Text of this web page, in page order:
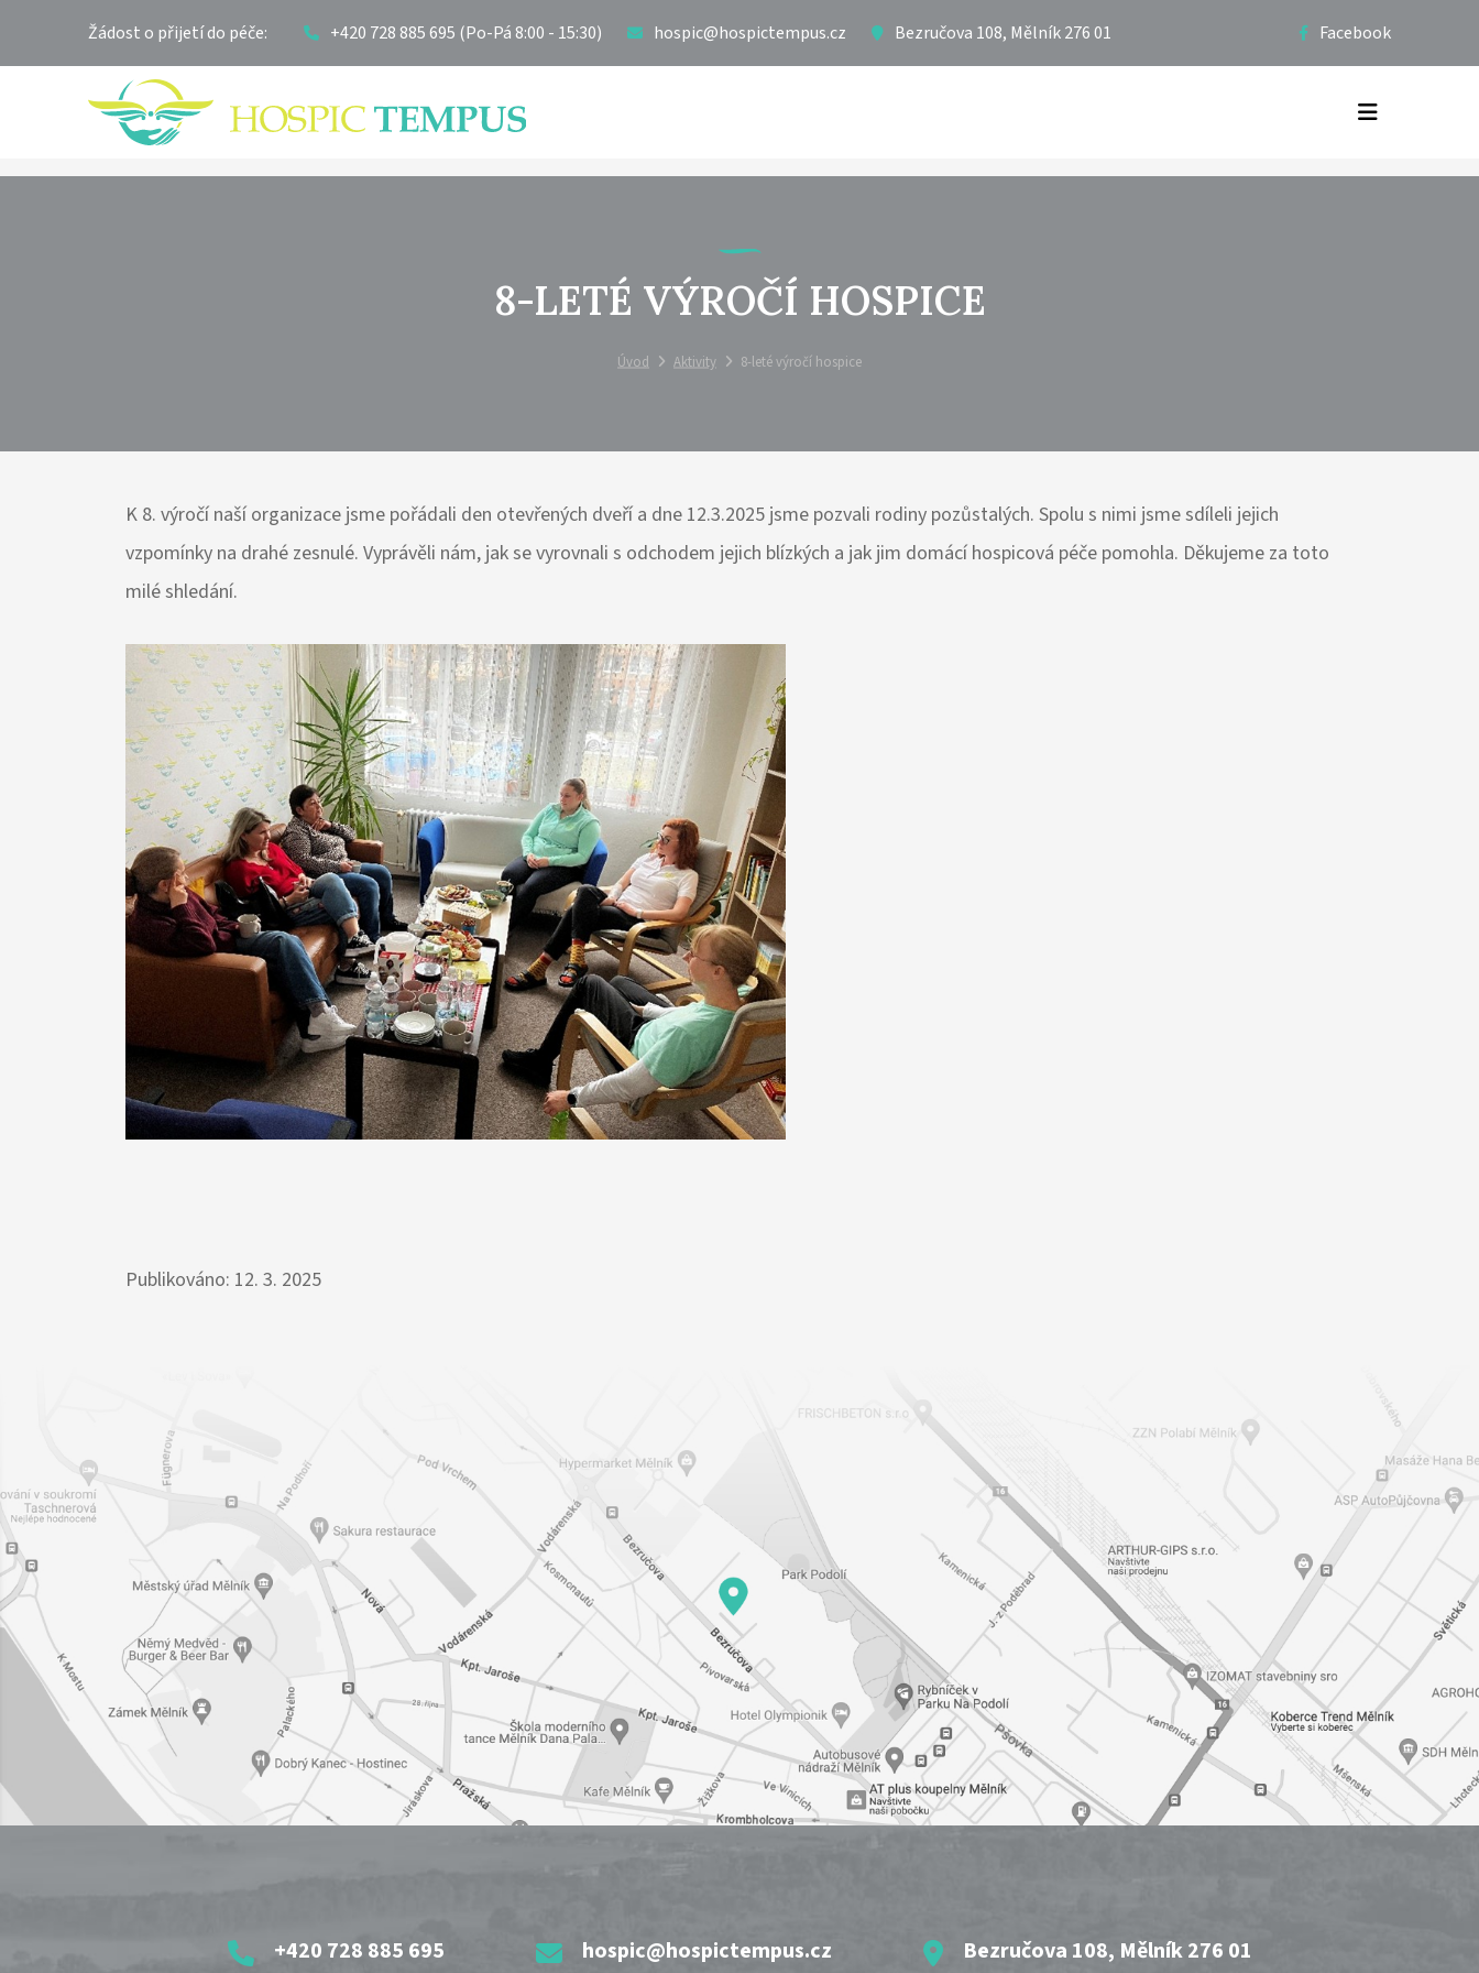
Žádost o přijetí do péče: +420 728 885 695 (Po-Pá 8:00 - 15:30) hospic@hospictempus.cz Bezručova 108, Mělník 276 01 Facebook
8-LETÉ VÝROČÍ HOSPICE
Úvod Aktivity 8-leté výročí hospice
K 8. výročí naší organizace jsme pořádali den otevřených dveří a dne 12.3.2025 jsme pozvali rodiny pozůstalých. Spolu s nimi jsme sdíleli jejich
vzpomínky na drahé zesnulé. Vyprávěli nám, jak se vyrovnali s odchodem jejich blízkých a jak jim domácí hospicová péče pomohla. Děkujeme za toto
milé shledání.
Publikováno: 12. 3. 2025
+420 728 885 695 hospic@hospictempus.cz Bezručova 108, Mělník 276 01